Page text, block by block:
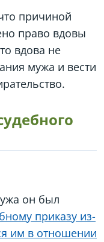
причиной
право вдовы
вдова не
мужа и вести
он был
приказу из-
им в отношении